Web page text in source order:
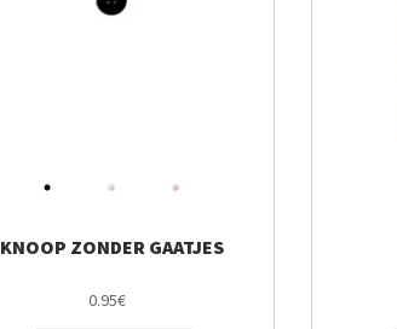
KNOOP ZONDER GAATJES
0.95€